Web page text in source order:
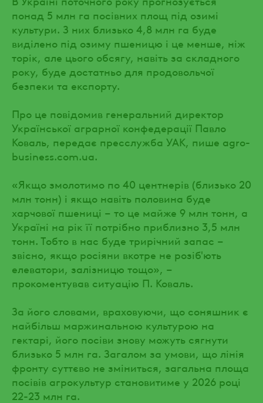
понад 5 млн га посівних площ під озимі
культури. З них близько 4,8 млн га буде
виділено під озиму пшеницю і це менше, ніж
торік, але цього обсягу, навіть за складного
року, буде достатньо для продовольчої
безпеки та експорту.
Про це повідомив генеральний директор
Української аграрної конфедерації Павло
Коваль, передає пресслужба УАК, пише agro-
business.com.ua.
«Якщо змолотимо по 40 центнерів (близько 20
млн тонн) і якщо навіть половина буде
харчової пшениці – то це майже 9 млн тонн, а
Україні на рік її потрібно приблизно 3,5 млн
тонн. Тобто в нас буде трирічний запас –
звісно, якщо росіяни вкотре не розіб'ють
елеватори, залізницю тощо», –
прокоментував ситуацію П. Коваль.
За його словами, враховуючи, що соняшник є
найбільш маржинальною культурою на
гектарі, його посіви знову можуть сягнути
близько 5 млн га. Загалом за умови, що лінія
фронту суттєво не зміниться, загальна площа
посівів агрокультур становитиме у 2026 році
22-23 млн га.